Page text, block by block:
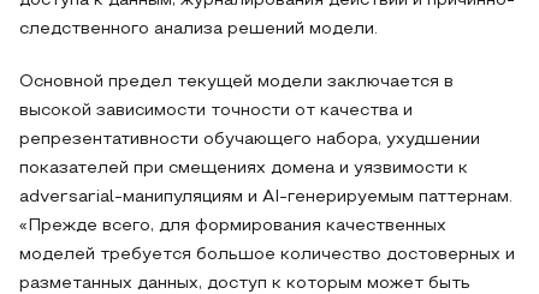
следственного анализа решений модели.
Основной предел текущей модели заключается в
высокой зависимости точности от качества и
репрезентативности обучающего набора, ухудшении
показателей при смещениях домена и уязвимости к
adversarial-манипуляциям и AI-генерируемым паттернам.
«Прежде всего, для формирования качественных
моделей требуется большое количество достоверных и
разметанных данных, доступ к которым может быть